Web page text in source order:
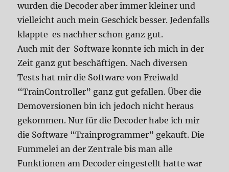
wurden die Decoder aber immer kleiner und
vielleicht auch mein Geschick besser. Jedenfalls
klappte es nachher schon ganz gut.
Auch mit der Software konnte ich mich in der
Zeit ganz gut beschäftigen. Nach diversen
Tests hat mir die Software von Freiwald
“TrainController” ganz gut gefallen. Über die
Demoversionen bin ich jedoch nicht heraus
gekommen. Nur für die Decoder habe ich mir
die Software “Trainprogrammer” gekauft. Die
Fummelei an der Zentrale bis man alle
Funktionen am Decoder eingestellt hatte war